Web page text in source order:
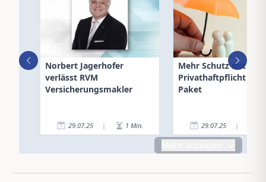
Norbert Jagerhofer
verlässt RVM
Versicherungsmakler
29.07.25 | 1 Min.
Mehr Schutz mit dem
Privathaftpflicht
Paket
29.07.25 |